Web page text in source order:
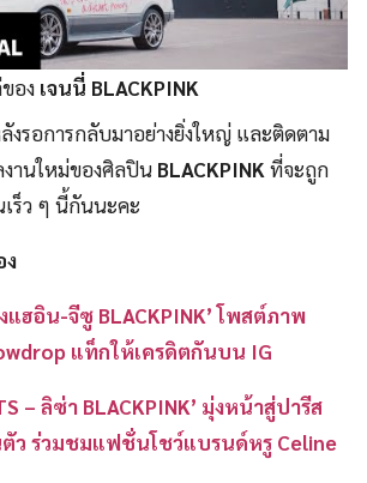
อง เจนนี่ BLACKPINK
รอการกลับมาอย่างยิ่งใหญ่ และติดตาม
านใหม่ของศิลปิน BLACKPINK ที่จะถูก
ร็ว ๆ นี้กันนะคะ
ง
แฮอิน-จีซู BLACKPINK’ โพสต์ภาพ
แท็กให้เครดิตกันบน IG
– ลิซ่า BLACKPINK’ มุ่งหน้าสู่ปารีส
ว ร่วมชมแฟชั่นโชว์แบรนด์หรู Celine